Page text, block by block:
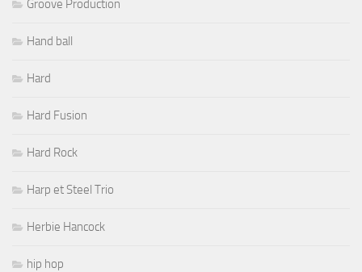
Groove Production
Hand ball
Hard
Hard Fusion
Hard Rock
Harp et Steel Trio
Herbie Hancock
hip hop